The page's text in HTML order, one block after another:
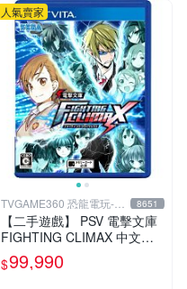
人氣賣家
TVGAME360 恐龍電玩-台
中店
8651
【二手遊戲】 PSV 電擊文庫
FIGHTING CLIMAX 中文版
【台中恐龍電玩】
$99,990